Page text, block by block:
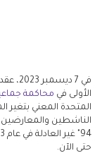
في 7
الأولى في محاكمة
المتحدة المعني بتغير
الناشطين والمعارضين
حتى الآن.